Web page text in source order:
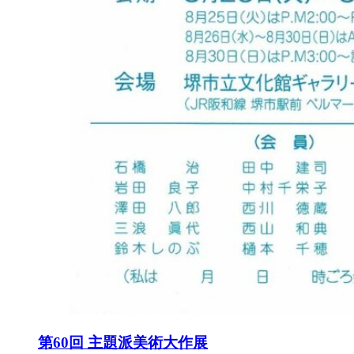
第60回 主題派美術大作展